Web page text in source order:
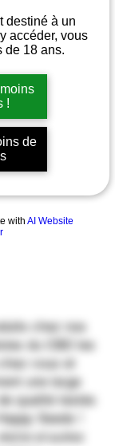
destiné à un
accéder, vous
de 18 ans.
!
de
with AI Website
chez nos
du CBD les
vous et
une large
qualité testés
Seeds !
et autres